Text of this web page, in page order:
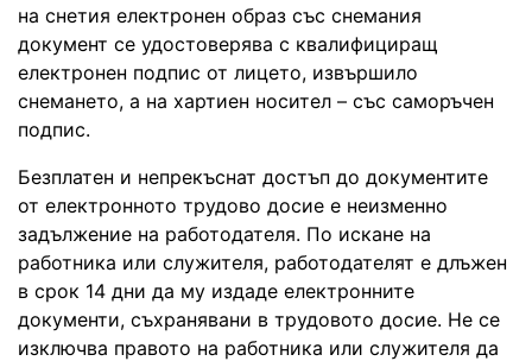
на снетия електронен образ със снемания
документ се удостоверява с квалифициращ
електронен подпис от лицето, извършило
снемането, а на хартиен носител – със саморъчен
подпис.
Безплатен и непрекъснат достъп до документите
от електронното трудово досие е неизменно
задължение на работодателя. По искане на
работника или служителя, работодателят е длъжен
в срок 14 дни да му издаде електронните
документи, съхранявани в трудовото досие. Не се
изключва правото на работника или служителя да